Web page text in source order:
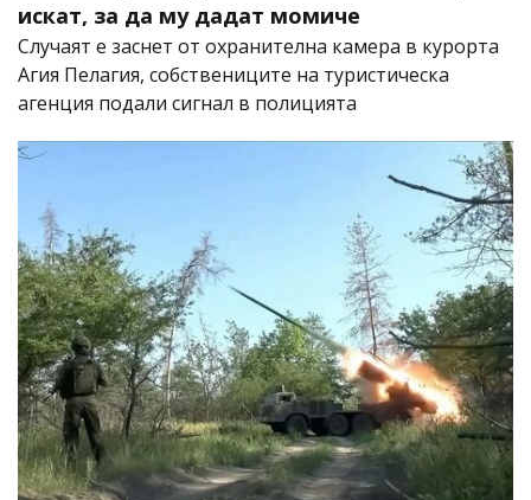
искат, за да му дадат момиче
Случаят е заснет от охранителна камера в курорта
Агия Пелагия, собствениците на туристическа
агенция подали сигнал в полицията